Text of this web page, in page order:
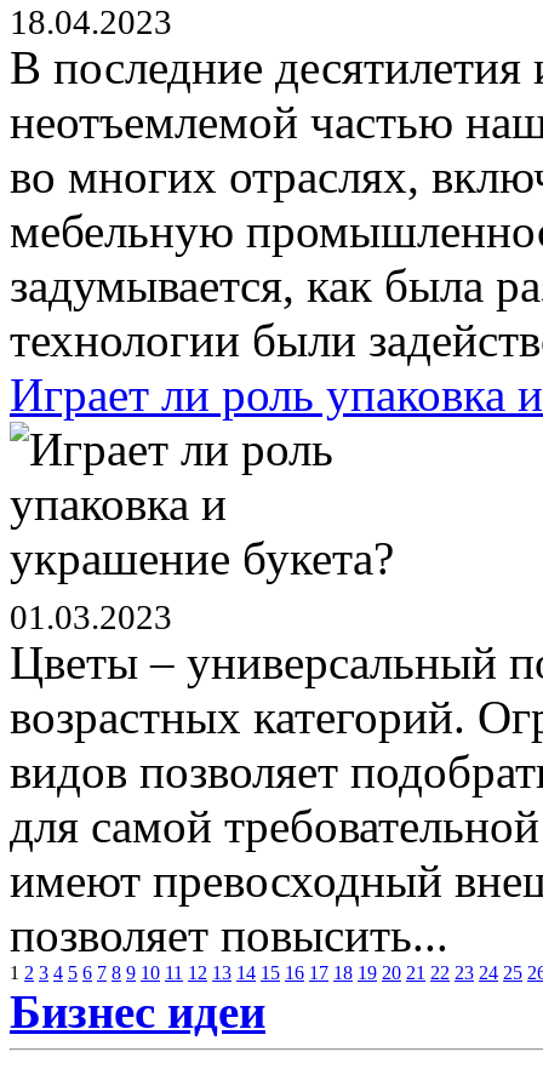
18.04.2023
В последние десятилетия
неотъемлемой частью
во многих отраслях,
мебельную
задумывается, как была
технологии были
Играет ли роль упаковка
01.03.2023
Цветы – универсальный
возрастных категорий.
видов позволяет
для самой
имеют превосходный
позволяет повысить...
1 2 3 4 5 6 7 8 9 10 11 12 13 14 15 16 17 18 19 20 21 22 23 24 25
Бизнес идеи